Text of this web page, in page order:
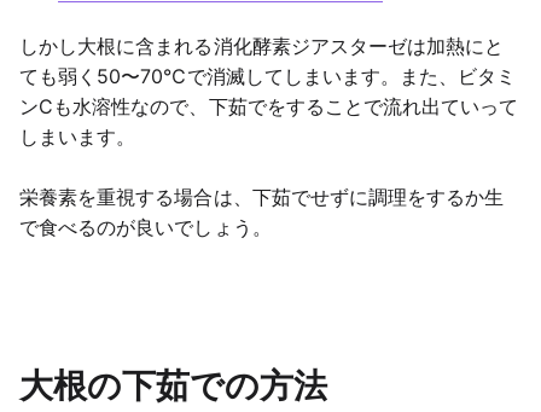
しかし大根に含まれる消化酵素ジアスターゼは加熱にと
ても弱く50〜70℃で消滅してしまいます。また、ビタミ
ンCも水溶性なので、下茹でをすることで流れ出ていって
しまいます。
栄養素を重視する場合は、下茹でせずに調理をするか生
で食べるのが良いでしょう。
大根の下茹での方法